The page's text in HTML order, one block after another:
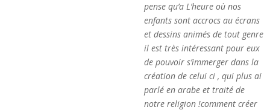
pense qu’a L’heure où nos
enfants sont accrocs au écrans
et dessins animés de tout genre
il est très intéressant pour eux
de pouvoir s’immerger dans la
création de celui ci , qui plus ai
parlé en arabe et traité de
notre religion !comment créer